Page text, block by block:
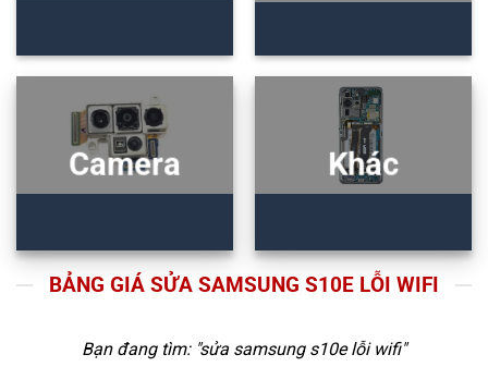
Camera Khác
BẢNG GIÁ SỬA SAMSUNG S10E LỖI WIFI
Bạn đang tìm: "sửa samsung s10e lỗi wifi"